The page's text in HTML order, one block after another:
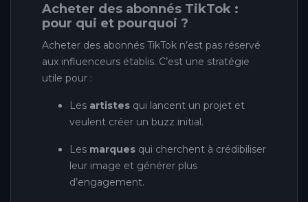
Acheter des abonnés TikTok :
pour qui et pourquoi ?
Acheter des abonnés TikTok n’est pas réservé
aux influenceurs établis. C’est une stratégie
utile pour :
Les artistes qui lancent un projet et
veulent créer un buzz initial.
Les marques qui cherchent à crédibiliser
leur image et générer plus
d’engagement.